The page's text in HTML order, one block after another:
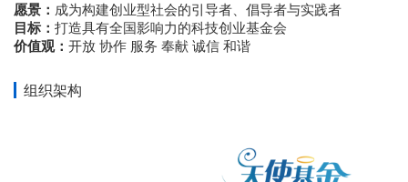
愿景： 成为构建创业型社会的引导者、倡导者与实践者
目标： 打造具有全国影响力的科技创业基金会
价值观： 开放 协作 服务 奉献 诚信 和谐
组织架构